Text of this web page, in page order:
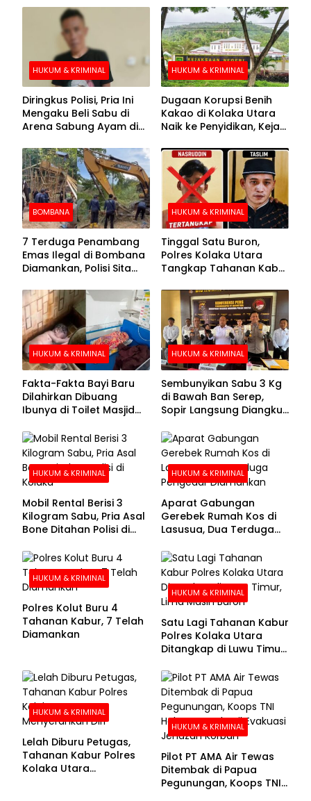
HUKUM & KRIMINAL
Diringkus Polisi, Pria Ini
Mengaku Beli Sabu di
Arena Sabung Ayam di
HUKUM & KRIMINAL
Dugaan Korupsi Benih
Kakao di Kolaka Utara
Naik ke Penyidikan, Kejari
BOMBANA
7 Terduga Penambang
Emas Ilegal di Bombana
Diamankan, Polisi Sita
Crusher
HUKUM & KRIMINAL
Tinggal Satu Buron,
Polres Kolaka Utara
Tangkap Tahanan Kabur
Pengejaran
HUKUM & KRIMINAL
Fakta-Fakta Bayi Baru
Dilahirkan Dibuang
Ibunya di Toilet Masjid
HUKUM & KRIMINAL
Sembunyikan Sabu 3 Kg
di Bawah Ban Serep,
Sopir Langsung Diangkut
HUKUM & KRIMINAL
Mobil Rental Berisi 3
Kilogram Sabu, Pria Asal
Bone Ditahan Polisi di
HUKUM & KRIMINAL
Aparat Gabungan
Gerebek Rumah Kos di
Lasusua, Dua Terduga
HUKUM & KRIMINAL
Polres Kolut Buru 4
Tahanan Kabur, 7 Telah
Diamankan
HUKUM & KRIMINAL
Satu Lagi Tahanan Kabur
Polres Kolaka Utara
Ditangkap di Luwu Timur,
HUKUM & KRIMINAL
Lelah Diburu Petugas,
Tahanan Kabur Polres
Kolaka Utara
HUKUM & KRIMINAL
Pilot PT AMA Air Tewas
Ditembak di Papua
Pegunungan, Koops TNI